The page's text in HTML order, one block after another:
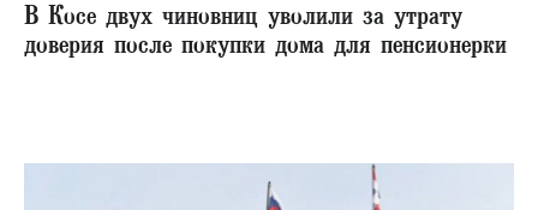
В Косе двух чиновниц уволили за утрату
доверия после покупки дома для пенсионерки